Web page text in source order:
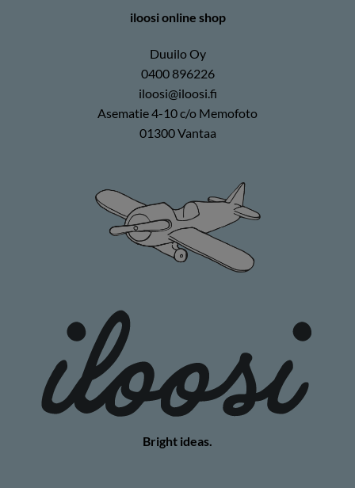
iloosi online shop
Duuilo Oy
0400 896226
iloosi@iloosi.fi
Asematie 4-10 c/o Memofoto
01300 Vantaa
Bright ideas.